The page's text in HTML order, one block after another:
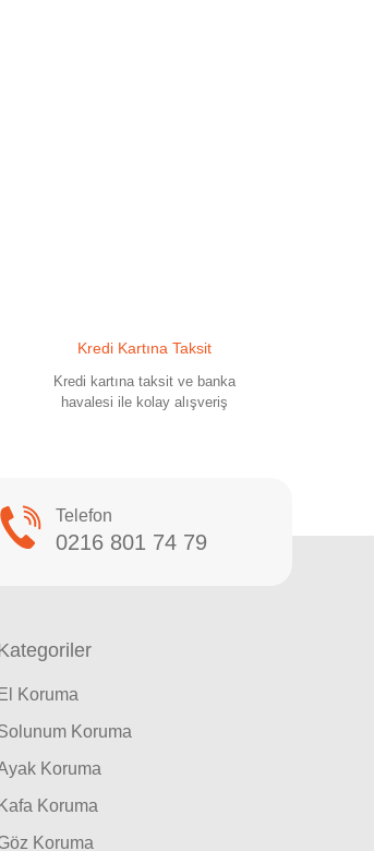
Kredi Kartına Taksit
Kredi kartına taksit ve banka
havalesi ile kolay alışveriş
Telefon
0216 801 74 79
El Koruma
Koruma
Koruma
Kafa Koruma
Koruma